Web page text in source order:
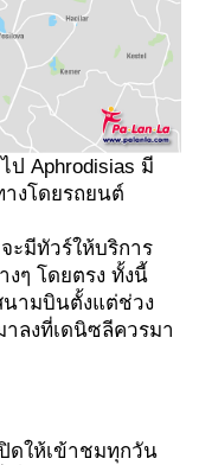
Aphrodisias มี
างโดยรถยนต์
ทัวร์ให้บริการ
ๆ โดยตรง ทั้งนี้
นามบินตั้งแต่ช่วง
ลงที่เดนิซลีควรมา
ให้เข้าชมทุกวัน